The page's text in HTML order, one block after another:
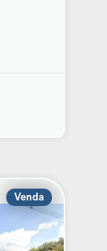
Venda